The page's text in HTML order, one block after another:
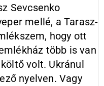
Sevcsenko
mellé, a Tarasz-
hogy ott
több is van
volt. Ukránul
nyelven. Vagy